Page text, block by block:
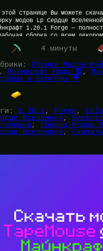
странице Вы можете
модов Lp Сердце
1.20.1 Forge —
сборка со всем
своих снов и…
4 минуты
Сборки Модов
, Майнкрафт Моды 🟩 ,
и Блогеры 🎥
1.20.1, Forge,
Вселенной,
, Сборка Модов
Вселенной, Скачать